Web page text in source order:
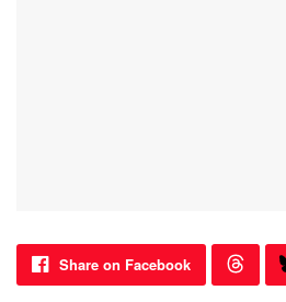
Share on Facebook